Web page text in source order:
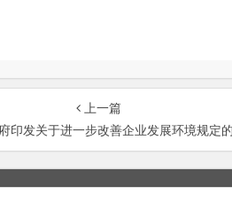
上一篇
印发关于进一步改善企业发展环境规定的通知